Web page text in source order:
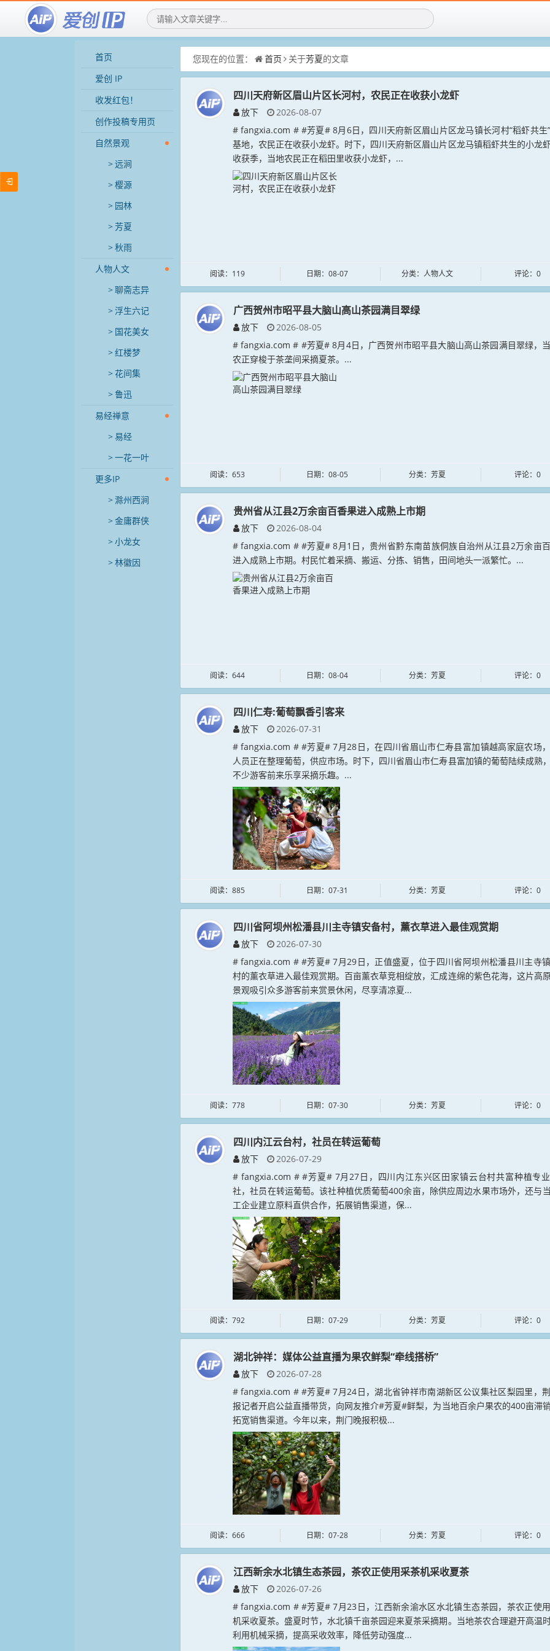
首页
爱创 IP
收发红包！
创作投稿专用页
自然景观
远涧
樱源
园林
芳夏
秋雨
人物人文
聊斋志异
浮生六记
国花美女
红楼梦
花间集
鲁迅
易经禅意
易经
一花一叶
更多IP
滁州西涧
金庸群侠
小龙女
林徽因
您现在的位置： 首页 关于芳夏的文章
四川天府新区眉山片区长河村，农民正在收获小龙虾
放下
2026-08-07
# fangxia.com # #芳夏# 8月6日，四川天府新区眉山片区龙马镇长河村“稻虾共生
基地，农民正在收获小龙虾。时下，四川天府新区眉山片区龙马镇稻虾共生的小龙
收获季，当地农民正在稻田里收获小龙虾，...
阅读：119 日期：08-07 分类：人物人文 评论：0
广西贺州市昭平县大脑山高山茶园满目翠绿
放下
2026-08-05
# fangxia.com # #芳夏# 8月4日，广西贺州市昭平县大脑山高山茶园满目翠绿，
农正穿梭于茶垄间采摘夏茶。...
阅读：653 日期：08-05 分类：芳夏 评论：0
贵州省从江县2万余亩百香果进入成熟上市期
放下
2026-08-04
# fangxia.com # #芳夏# 8月1日，贵州省黔东南苗族侗族自治州从江县2万余亩
进入成熟上市期。村民忙着采摘、搬运、分拣、销售，田间地头一派繁忙。...
阅读：644 日期：08-04 分类：芳夏 评论：0
四川仁寿:葡萄飘香引客来
放下
2026-07-31
# fangxia.com # #芳夏# 7月28日，在四川省眉山市仁寿县富加镇越高家庭农场
人员正在整理葡萄，供应市场。时下，四川省眉山市仁寿县富加镇的葡萄陆续成熟
不少游客前来乐享采摘乐趣。...
阅读：885 日期：07-31 分类：芳夏 评论：0
四川省阿坝州松潘县川主寺镇安备村，薰衣草进入最佳观赏期
放下
2026-07-30
# fangxia.com # #芳夏# 7月29日，正值盛夏，位于四川省阿坝州松潘县川主寺
村的薰衣草进入最佳观赏期。百亩薰衣草竞相绽放，汇成连绵的紫色花海，这片高
景观吸引众多游客前来赏景休闲，尽享清凉夏...
阅读：778 日期：07-30 分类：芳夏 评论：0
四川内江云台村，社员在转运葡萄
放下
2026-07-29
# fangxia.com # #芳夏# 7月27日，四川内江东兴区田家镇云台村共富种植专
社，社员在转运葡萄。该社种植优质葡萄400余亩，除供应周边水果市场外，还与
工企业建立原料直供合作，拓展销售渠道，保...
阅读：792 日期：07-29 分类：芳夏 评论：0
湖北钟祥：媒体公益直播为果农鲜梨“牵线搭桥”
放下
2026-07-28
# fangxia.com # #芳夏# 7月24日，湖北省钟祥市南湖新区公议集社区梨园里，
报记者开启公益直播带货，向网友推介#芳夏#鲜梨，为当地百余户果农的400亩滞
拓宽销售渠道。今年以来，荆门晚报积极...
阅读：666 日期：07-28 分类：芳夏 评论：0
江西新余水北镇生态茶园，茶农正使用采茶机采收夏茶
放下
2026-07-26
# fangxia.com # #芳夏# 7月23日，江西新余渝水区水北镇生态茶园，茶农正使
机采收夏茶。盛夏时节，水北镇千亩茶园迎来夏茶采摘期。当地茶农合理避开高温时
利用机械采摘，提高采收效率，降低劳动强度...